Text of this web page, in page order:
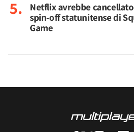
Netflix avrebbe
spin-off statunitense di
Game